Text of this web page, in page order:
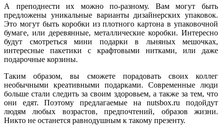
А преподнести их можно по-разному. Вам могут быть
предложены уникальные варианты дизайнерских упаковок.
Это могут быть коробки из плотного картона в упаковочной
бумаге, или деревянные, металлические коробки. Интересно
будут смотреться мини подарки в льняных мешочках,
интересные пакетики с крафтовыми нитками, или даже
подарочные корзины.
Таким образом, вы сможете порадовать своих коллег
необычными креативными подарками. Современные люди
больше стали следить за своим здоровьем, а также за тем, что
они едят. Поэтому предлагаемые на nutsbox.ru подойдут
людям любых возрастов, предпочтений, образов жизни.
Никто не останется равнодушным к такому презенту.